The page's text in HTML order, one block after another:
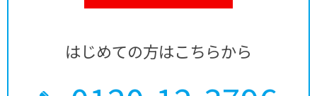
はじめての方はこちらから